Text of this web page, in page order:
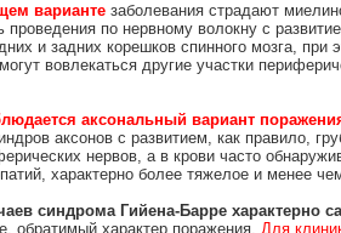
варианте заболевания страдают
проведения по нервному волокну с
и задних корешков спинного мозга,
вовлекаться другие участки
аксональный вариант
аксонов с развитием, как правило,
нервов, а в крови часто
характерно более тяжелое и менее
синдрома Гийена-Барре характерно
обратимый характер поражения. Для